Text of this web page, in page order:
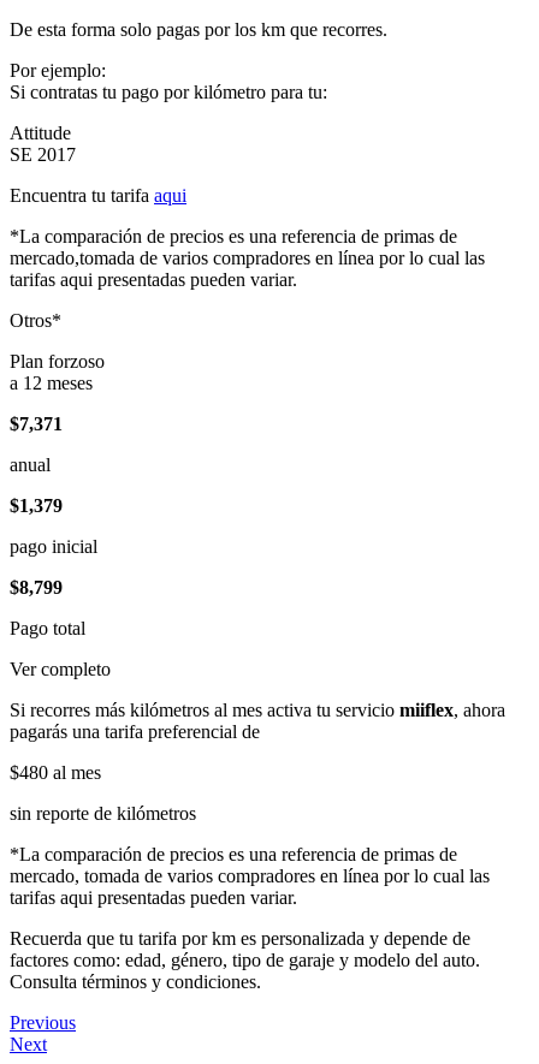
De esta forma solo pagas por los km que recorres.
Por ejemplo:
Si contratas tu pago por kilómetro para tu:
Attitude
SE 2017
Encuentra tu tarifa aqui
*La comparación de precios es una referencia de primas de
mercado,tomada de varios compradores en línea por lo cual las
tarifas aqui presentadas pueden variar.
Otros*
Plan forzoso
a 12 meses
$7,371
anual
$1,379
pago inicial
$8,799
Pago total
Ver completo
Si recorres más kilómetros al mes activa tu servicio miiflex, ahora
pagarás una tarifa preferencial de
$480 al mes
sin reporte de kilómetros
*La comparación de precios es una referencia de primas de
mercado, tomada de varios compradores en línea por lo cual las
tarifas aqui presentadas pueden variar.
Recuerda que tu tarifa por km es personalizada y depende de
factores como: edad, género, tipo de garaje y modelo del auto.
Consulta términos y condiciones.
Previous
Next